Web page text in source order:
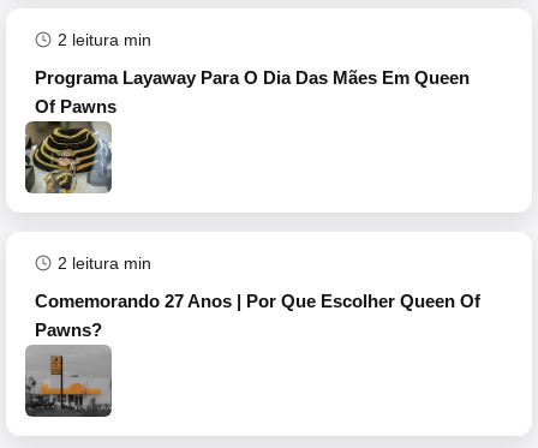
2 leitura min
Programa Layaway Para O Dia Das Mães Em Queen
Of Pawns
2 leitura min
Comemorando 27 Anos | Por Que Escolher Queen Of
Pawns?